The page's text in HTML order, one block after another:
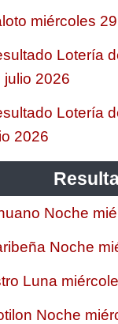
miércoles
Lotería
julio 2026
Lotería
2026
Noche
Noche
Luna
Noche